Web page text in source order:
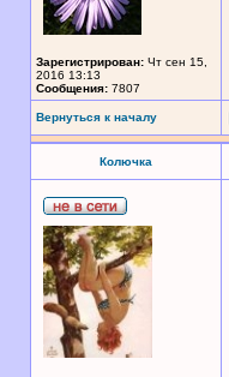
Зарегистрирован: Чт сен 15,
2016 13:13
Сообщения: 7807
Вернуться к началу
Колючка